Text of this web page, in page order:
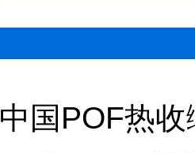
中国POF热